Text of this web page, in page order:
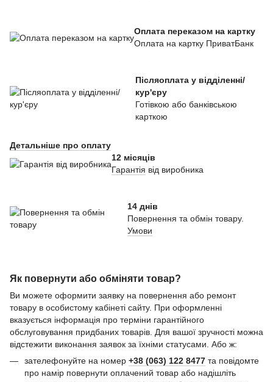
Оплата переказом на картку
Оплата на картку ПриватБанк
Післяоплата у відділенні/
кур'єру
Готівкою або банківською
карткою
Детальніше про оплату
12 місяців
Гарантія від виробника
14 днів
Повернення та обмін товару.
Умови
Як повернути або обміняти товар?
Ви можете оформити заявку на повернення або ремонт
товару в особистому кабінеті сайту. При оформленні
вказується інформація про терміни гарантійного
обслуговування придбаних товарів. Для вашої зручності можна
відстежити виконання заявок за їхніми статусами. Або ж:
зателефонуйте на номер +38 (063) 122 8477 та повідомте
про намір повернути оплачений товар або надішліть